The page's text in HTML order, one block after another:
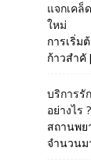
แจกเคล็
ใหม่
การเริ่ม
ก้าวสำคั
บริการรั
อย่างไร ?
สถานพย
จำนวน